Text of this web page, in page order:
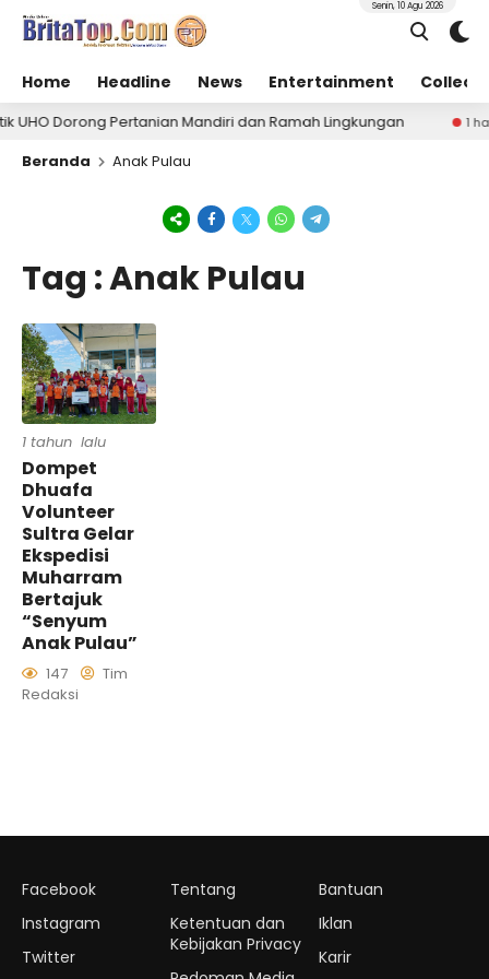
Home Headline News Entertainment
Senin, 10 Agu 2026
Dorong Pertanian Mandiri dan Ramah Lingkungan 1
Beranda Anak Pulau
Tag : Anak Pulau
1 tahun lalu
Dompet
Dhuafa
Volunteer
Sultra Gelar
Ekspedisi
Muharram
Bertajuk
“Senyum
Anak Pulau”
147
Tim
Redaksi
Facebook
Instagram
Twitter
Tentang
Ketentuan dan
Kebijakan Privacy
Bantuan
Iklan
Karir